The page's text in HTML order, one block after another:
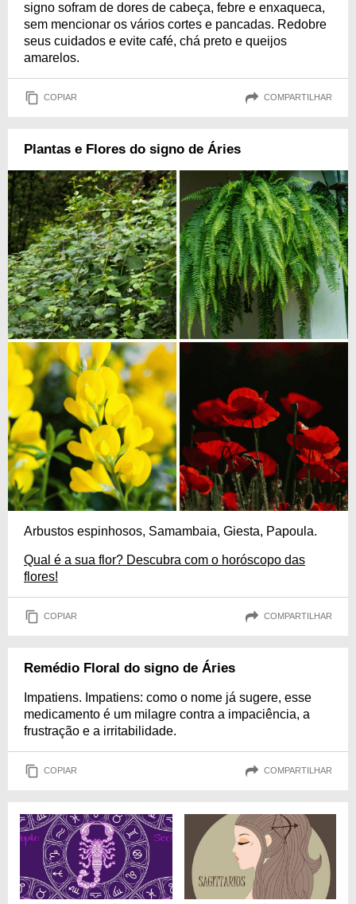
signo sofram de dores de cabeça, febre e enxaqueca,
sem mencionar os vários cortes e pancadas. Redobre
seus cuidados e evite café, chá preto e queijos
amarelos.
COPIAR COMPARTILHAR
Plantas e Flores do signo de Áries
Arbustos espinhosos, Samambaia, Giesta, Papoula.
Qual é a sua flor? Descubra com o horóscopo das
flores!
COPIAR COMPARTILHAR
Remédio Floral do signo de Áries
Impatiens. Impatiens: como o nome já sugere, esse
medicamento é um milagre contra a impaciência, a
frustração e a irritabilidade.
COPIAR COMPARTILHAR